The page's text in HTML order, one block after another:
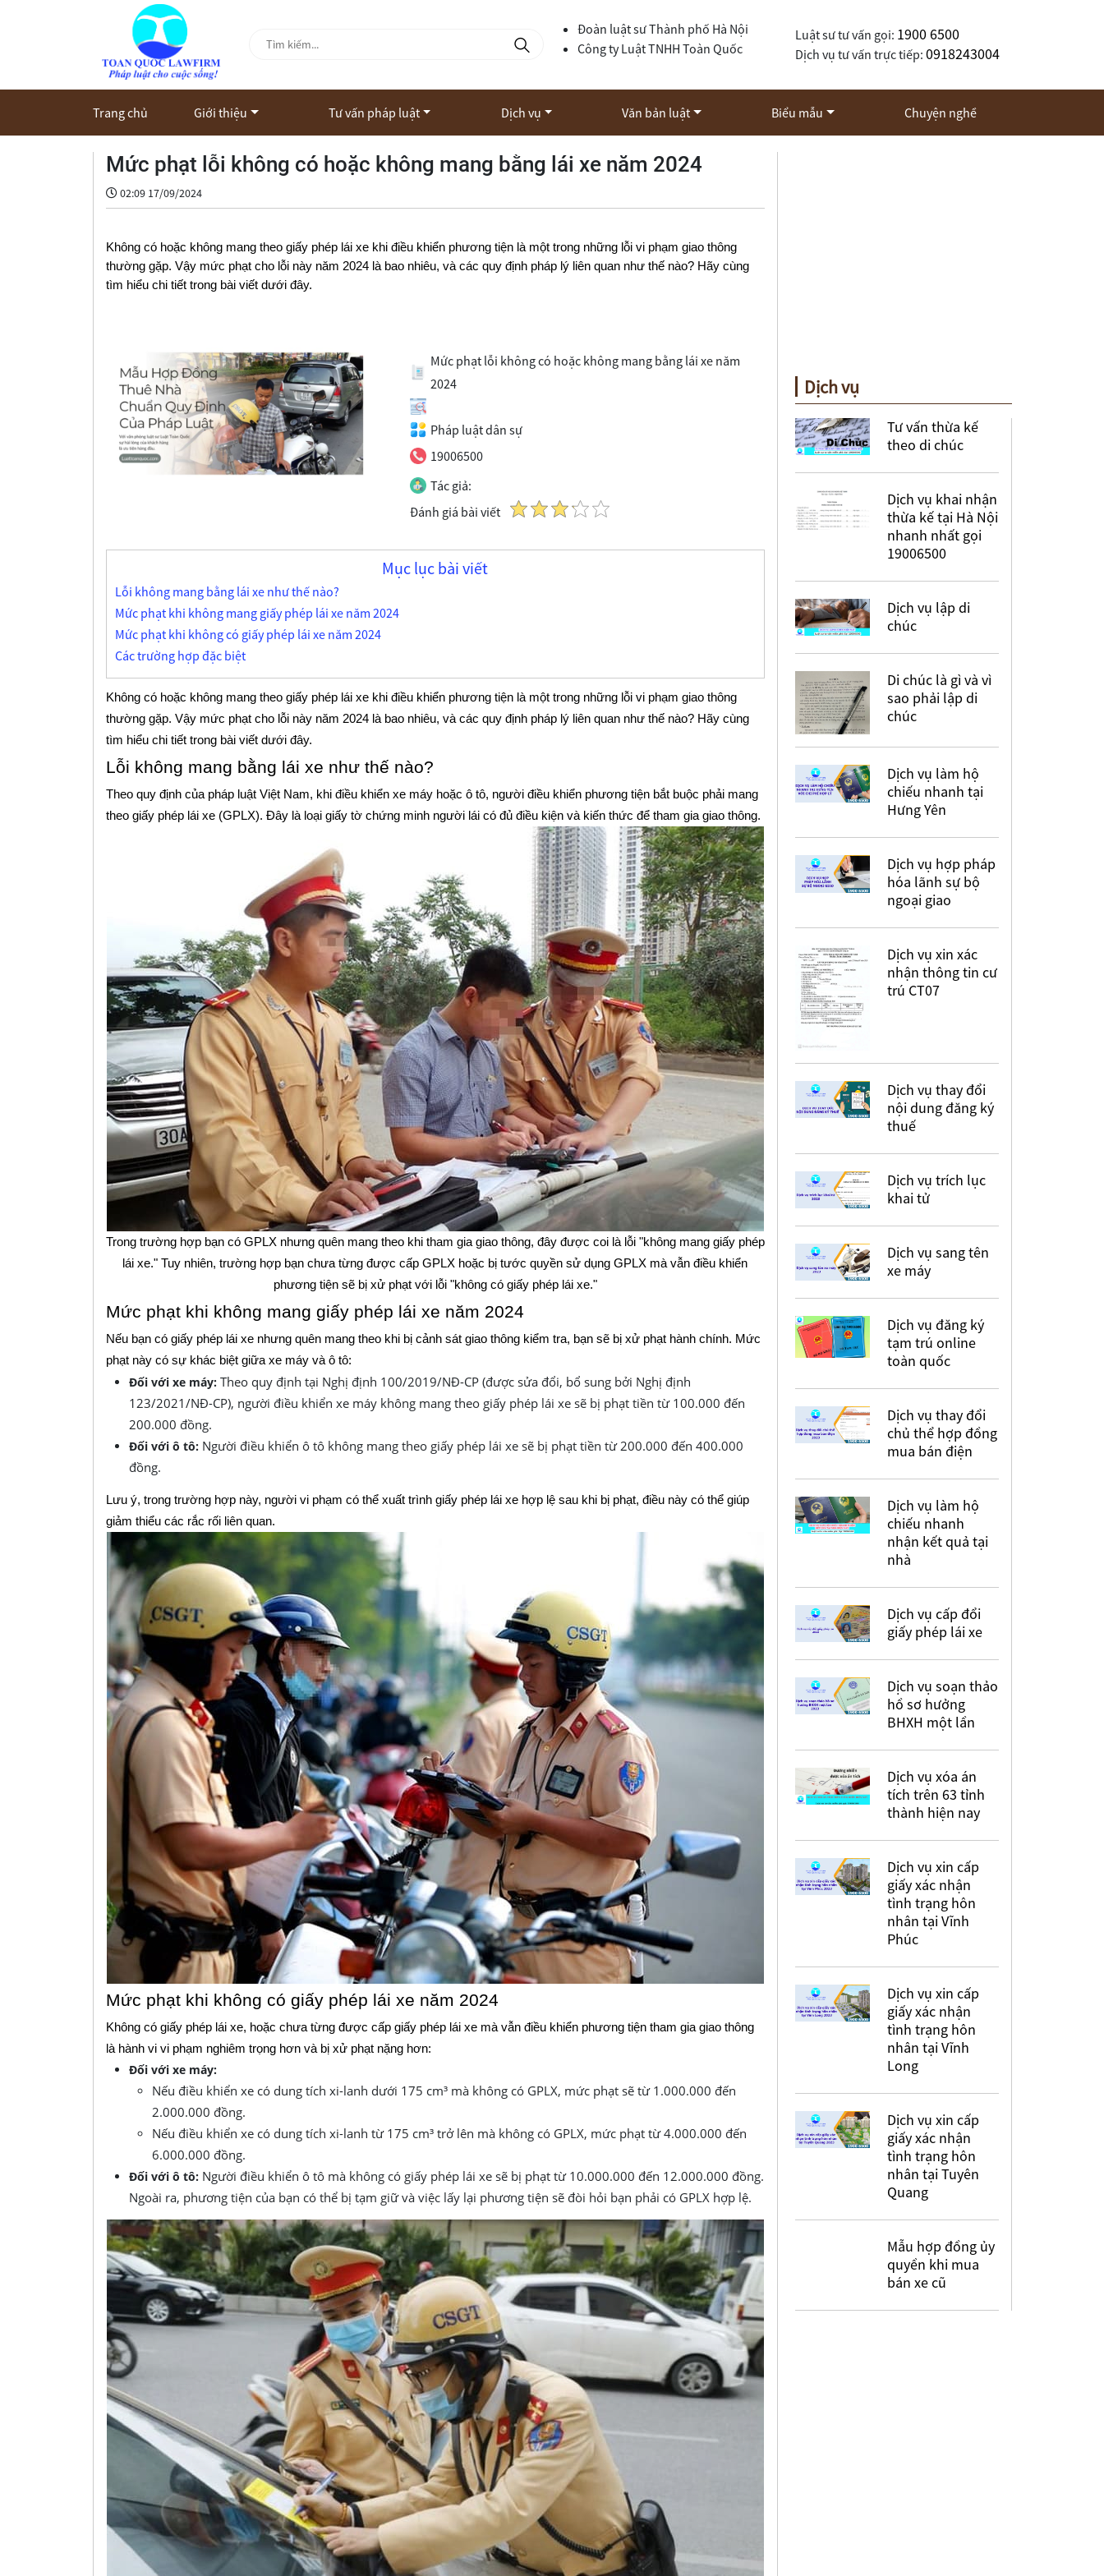
Đoàn luật sư Thành phố Hà Nội
Công ty Luật TNHH Toàn Quốc
Luật sư tư vấn gọi: 1900 6500
Dịch vụ tư vấn trực tiếp: 0918243004
Trang chủ Giới thiệu Tư vấn pháp luật Dịch vụ Văn bản luật Biểu mẫu Chuyện nghề
Mức phạt lỗi không có hoặc không mang bằng lái xe năm 2024
02:09 17/09/2024
Không có hoặc không mang theo giấy phép lái xe khi điều khiển phương tiện là một trong những lỗi vi phạm giao thông
thường gặp. Vậy mức phạt cho lỗi này năm 2024 là bao nhiêu, và các quy định pháp lý liên quan như thế nào? Hãy cùng
tìm hiểu chi tiết trong bài viết dưới đây.
Mức phạt lỗi không có hoặc không mang bằng lái xe năm
2024
Pháp luật dân sự
19006500
Tác giả:
Đánh giá bài viết
Mục lục bài viết
Lỗi không mang bằng lái xe như thế nào?
Mức phạt khi không mang giấy phép lái xe năm 2024
Mức phạt khi không có giấy phép lái xe năm 2024
Các trường hợp đặc biệt
Không có hoặc không mang theo giấy phép lái xe khi điều khiển phương tiện là một trong những lỗi vi phạm giao thông
thường gặp. Vậy mức phạt cho lỗi này năm 2024 là bao nhiêu, và các quy định pháp lý liên quan như thế nào? Hãy cùng
tìm hiểu chi tiết trong bài viết dưới đây.
Lỗi không mang bằng lái xe như thế nào?
Theo quy định của pháp luật Việt Nam, khi điều khiển xe máy hoặc ô tô, người điều khiển phương tiện bắt buộc phải mang
theo giấy phép lái xe (GPLX). Đây là loại giấy tờ chứng minh người lái có đủ điều kiện và kiến thức để tham gia giao thông.
Trong trường hợp bạn có GPLX nhưng quên mang theo khi tham gia giao thông, đây được coi là lỗi "không mang giấy phép
lái xe." Tuy nhiên, trường hợp bạn chưa từng được cấp GPLX hoặc bị tước quyền sử dụng GPLX mà vẫn điều khiển
phương tiện sẽ bị xử phạt với lỗi "không có giấy phép lái xe."
Mức phạt khi không mang giấy phép lái xe năm 2024
Nếu bạn có giấy phép lái xe nhưng quên mang theo khi bị cảnh sát giao thông kiểm tra, bạn sẽ bị xử phạt hành chính. Mức
phạt này có sự khác biệt giữa xe máy và ô tô:
Đối với xe máy:Theo quy định tại Nghị định 100/2019/NĐ-CP (được sửa đổi, bổ sung bởi Nghị định
123/2021/NĐ-CP), người điều khiển xe máy không mang theo giấy phép lái xe sẽ bị phạt tiền từ 100.000 đến
200.000 đồng.
Đối với ô tô:Người điều khiển ô tô không mang theo giấy phép lái xe sẽ bị phạt tiền từ 200.000 đến 400.000
đồng.
Lưu ý, trong trường hợp này, người vi phạm có thể xuất trình giấy phép lái xe hợp lệ sau khi bị phạt, điều này có thể giúp
giảm thiểu các rắc rối liên quan.
Mức phạt khi không có giấy phép lái xe năm 2024
Không có giấy phép lái xe, hoặc chưa từng được cấp giấy phép lái xe mà vẫn điều khiển phương tiện tham gia giao thông
là hành vi vi phạm nghiêm trọng hơn và bị xử phạt nặng hơn:
Đối với xe máy:
Nếu điều khiển xe có dung tích xi-lanh dưới 175 cm³ mà không có GPLX, mức phạt sẽ từ 1.000.000 đến
2.000.000 đồng.
Nếu điều khiển xe có dung tích xi-lanh từ 175 cm³ trở lên mà không có GPLX, mức phạt từ 4.000.000 đến
6.000.000 đồng.
Đối với ô tô:Người điều khiển ô tô mà không có giấy phép lái xe sẽ bị phạt từ 10.000.000 đến 12.000.000 đồng.
Ngoài ra, phương tiện của bạn có thể bị tạm giữ và việc lấy lại phương tiện sẽ đòi hỏi bạn phải có GPLX hợp lệ.
Dịch vụ
Tư vấn thừa kế
theo di chúc
Dịch vụ khai nhận
thừa kế tại Hà Nội
nhanh nhất gọi
19006500
Dịch vụ lập di
chúc
Di chúc là gì và vì
sao phải lập di
chúc
Dịch vụ làm hộ
chiếu nhanh tại
Hưng Yên
Dịch vụ hợp pháp
hóa lãnh sự bộ
ngoại giao
Dịch vụ xin xác
nhận thông tin cư
trú CT07
Dịch vụ thay đổi
nội dung đăng ký
thuế
Dịch vụ trích lục
khai tử
Dịch vụ sang tên
xe máy
Dịch vụ đăng ký
tạm trú online
toàn quốc
Dịch vụ thay đổi
chủ thể hợp đồng
mua bán điện
Dịch vụ làm hộ
chiếu nhanh
nhận kết quả tại
nhà
Dịch vụ cấp đổi
giấy phép lái xe
Dịch vụ soạn thảo
hồ sơ hưởng
BHXH một lần
Dịch vụ xóa án
tích trên 63 tỉnh
thành hiện nay
Dịch vụ xin cấp
giấy xác nhận
tình trạng hôn
nhân tại Vĩnh
Phúc
Dịch vụ xin cấp
giấy xác nhận
tình trạng hôn
nhân tại Vĩnh
Long
Dịch vụ xin cấp
giấy xác nhận
tình trạng hôn
nhân tại Tuyên
Quang
Mẫu hợp đồng ủy
quyền khi mua
bán xe cũ